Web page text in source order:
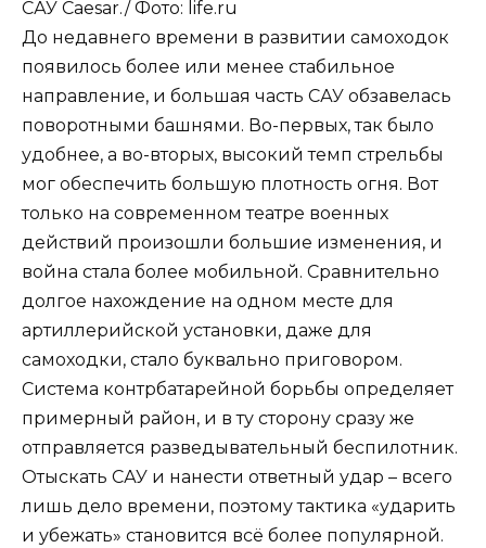
САУ Caesar./ Фото: life.ru
До недавнего времени в развитии самоходок
появилось более или менее стабильное
направление, и большая часть САУ обзавелась
поворотными башнями. Во-первых, так было
удобнее, а во-вторых, высокий темп стрельбы
мог обеспечить большую плотность огня. Вот
только на современном театре военных
действий произошли большие изменения, и
война стала более мобильной. Сравнительно
долгое нахождение на одном месте для
артиллерийской установки, даже для
самоходки, стало буквально приговором.
Система контрбатарейной борьбы определяет
примерный район, и в ту сторону сразу же
отправляется разведывательный беспилотник.
Отыскать САУ и нанести ответный удар – всего
лишь дело времени, поэтому тактика «ударить
и убежать» становится всё более популярной.